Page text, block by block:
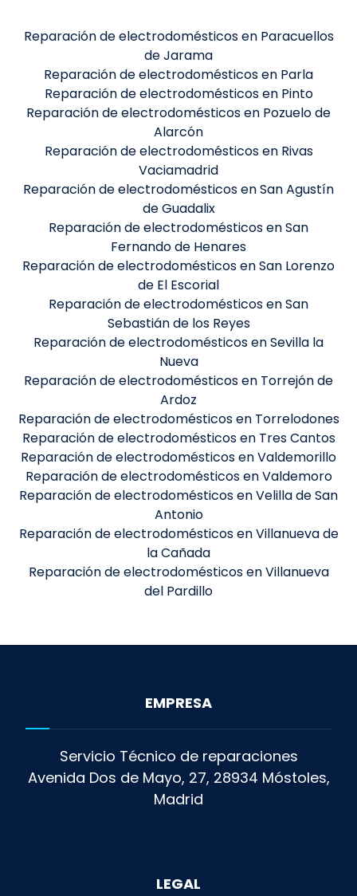
Reparación de electrodomésticos en Paracuellos
de Jarama
Reparación de electrodomésticos en Parla
Reparación de electrodomésticos en Pinto
Reparación de electrodomésticos en Pozuelo de
Alarcón
Reparación de electrodomésticos en Rivas
Vaciamadrid
Reparación de electrodomésticos en San Agustín
de Guadalix
Reparación de electrodomésticos en San
Fernando de Henares
Reparación de electrodomésticos en San Lorenzo
de El Escorial
Reparación de electrodomésticos en San
Sebastián de los Reyes
Reparación de electrodomésticos en Sevilla la
Nueva
Reparación de electrodomésticos en Torrejón de
Ardoz
Reparación de electrodomésticos en Torrelodones
Reparación de electrodomésticos en Tres Cantos
Reparación de electrodomésticos en Valdemorillo
Reparación de electrodomésticos en Valdemoro
Reparación de electrodomésticos en Velilla de San
Antonio
Reparación de electrodomésticos en Villanueva de
la Cañada
Reparación de electrodomésticos en Villanueva
del Pardillo
EMPRESA
Servicio Técnico de reparaciones
Avenida Dos de Mayo, 27, 28934 Móstoles,
Madrid
LEGAL